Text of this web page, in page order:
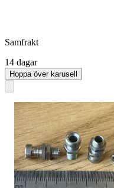
Samfrakt
14 dagar
Hoppa över karusell